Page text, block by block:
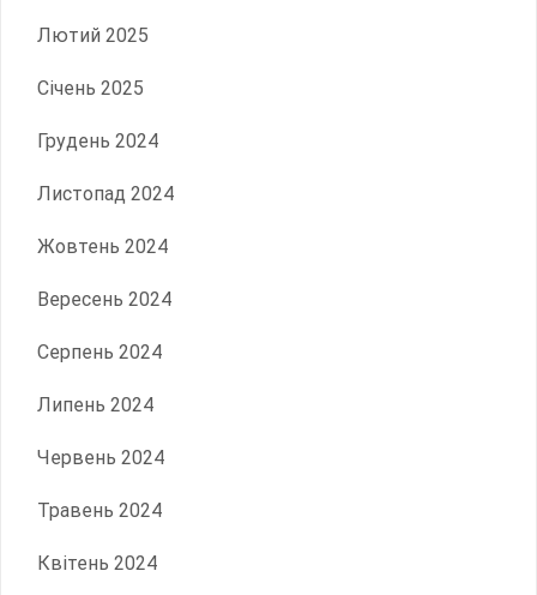
Лютий 2025
Січень 2025
Грудень 2024
Листопад 2024
Жовтень 2024
Вересень 2024
Серпень 2024
Липень 2024
Червень 2024
Травень 2024
Квітень 2024